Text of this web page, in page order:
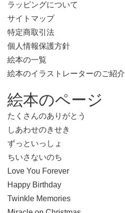
ラッピングについて
サイトマップ
特定商取引法
個人情報保護方針
絵本の一覧
絵本のイラストレーターのご紹介
絵本のページ
たくさんのありがとう
しあわせのきせき
ずっといっしょ
ちいさないのち
Love You Forever
Happy Birthday
Twinkle Memories